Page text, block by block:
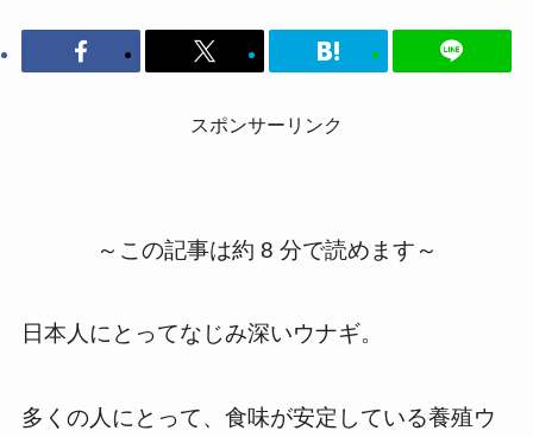
スポンサーリンク
～この記事は約 8 分で読めます～
日本人にとってなじみ深いウナギ。
多くの人にとって、食味が安定している養殖ウ